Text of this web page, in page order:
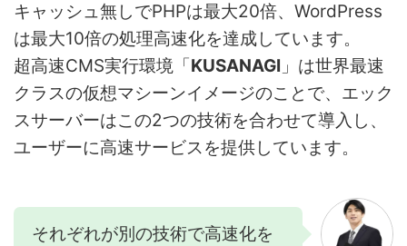
キャッシュ無しでPHPは最大20倍、WordPress
は最大10倍の処理高速化を達成しています。
超高速CMS実行環境「KUSANAGI 」は世界最速
クラスの仮想マシーンイメージのことで、エック
スサーバーはこの2つの技術を合わせて導入し、
ユーザーに高速サービスを提供しています。
それぞれが別の技術で高速化を